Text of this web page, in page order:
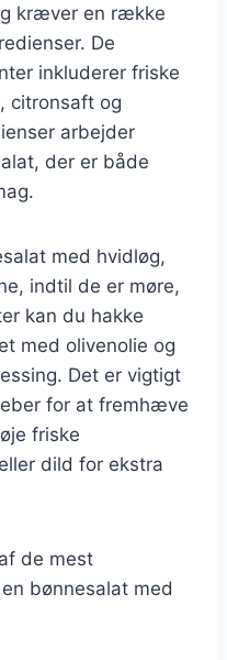
kræver en række
De
inkluderer friske
citronsaft og
arbejder
der er både
med hvidløg,
indtil de er møre,
kan du hakke
med olivenolie og
Det er vigtigt
for at fremhæve
friske
dild for ekstra
de mest
bønnesalat med